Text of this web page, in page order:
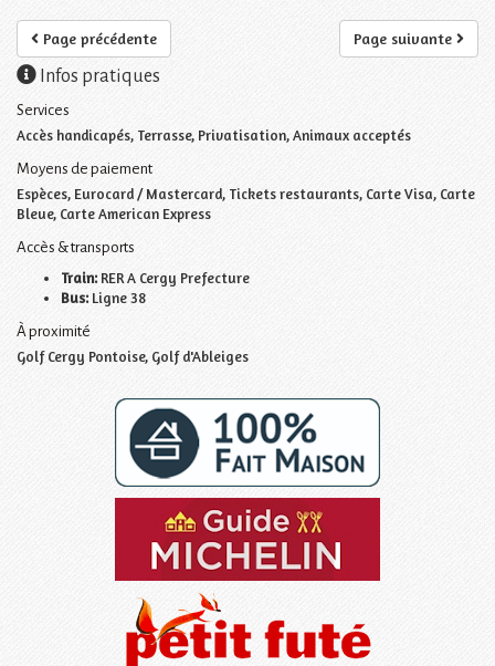
Page suivante
Page précédente
Infos pratiques
Services
Accès handicapés, Terrasse, Privatisation, Animaux acceptés
Moyens de paiement
Espèces, Eurocard / Mastercard, Tickets restaurants, Carte Visa, Carte
Bleue, Carte American Express
Accès & transports
Train:RER A Cergy Prefecture
Bus:Ligne 38
À proximité
Golf Cergy Pontoise, Golf d'Ableiges